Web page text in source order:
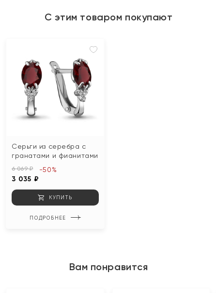
С этим товаром покупают
Серьги из серебра с
гранатами и фианитами
6 069 ₽
3 035 ₽
-50%
КУПИТЬ
ПОДРОБНЕЕ
Вам понравится